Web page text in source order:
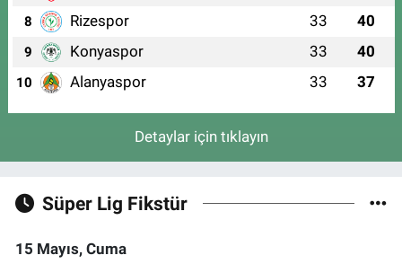
8 Rizespor 33 40
9 Konyaspor 33 40
10 Alanyaspor 33 37
Detaylar için tıklayın
Süper Lig Fikstür
15 Mayıs, Cuma